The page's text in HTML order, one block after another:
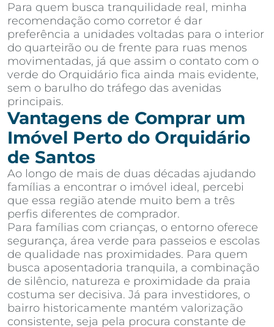
Para quem busca tranquilidade real, minha
recomendação como corretor é dar
preferência a unidades voltadas para o interior
do quarteirão ou de frente para ruas menos
movimentadas, já que assim o contato com o
verde do Orquidário fica ainda mais evidente,
sem o barulho do tráfego das avenidas
principais.
Vantagens de Comprar um
Imóvel Perto do Orquidário
de Santos
Ao longo de mais de duas décadas ajudando
famílias a encontrar o imóvel ideal, percebi
que essa região atende muito bem a três
perfis diferentes de comprador.
Para famílias com crianças, o entorno oferece
segurança, área verde para passeios e escolas
de qualidade nas proximidades. Para quem
busca aposentadoria tranquila, a combinação
de silêncio, natureza e proximidade da praia
costuma ser decisiva. Já para investidores, o
bairro historicamente mantém valorização
consistente, seja pela procura constante de